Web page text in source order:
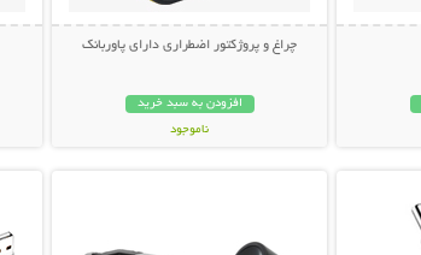
چراغ و پروژکتور اضطراری دارای پاوربانک
افزودن به سبد خرید
ناموجود